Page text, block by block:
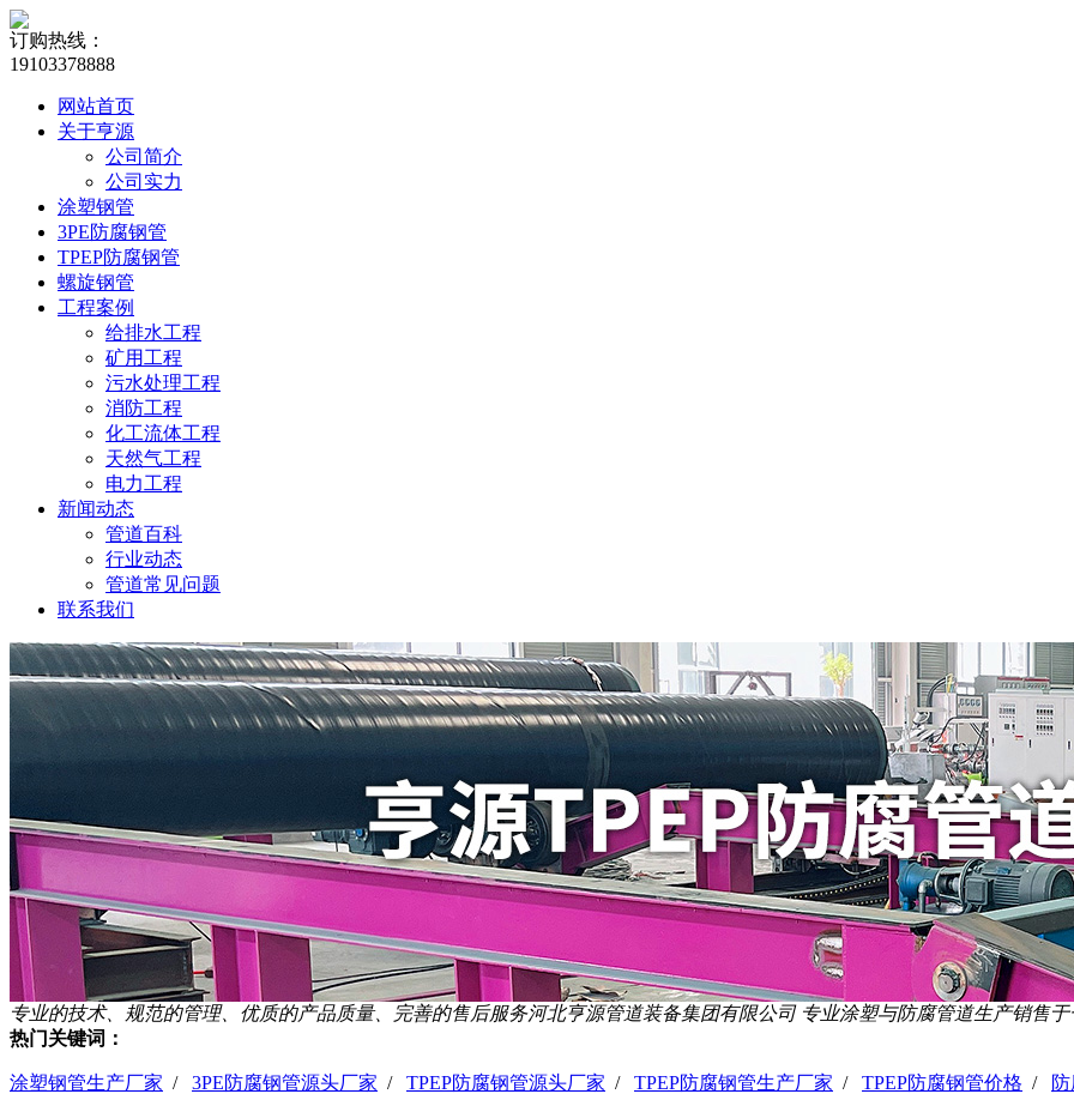
订购热线：
19103378888
网站首页
关于亨源
公司简介
公司实力
涂塑钢管
3PE防腐钢管
TPEP防腐钢管
螺旋钢管
工程案例
给排水工程
矿用工程
污水处理工程
消防工程
化工流体工程
天然气工程
电力工程
新闻动态
管道百科
行业动态
管道常见问题
联系我们
专业的技术、规范的管理、优质的产品质量、完善的售后服务河北亨源管道装备集团有限公司 专业涂塑与防腐管道生产销售
热门关键词：
涂塑钢管生产厂家 / 3PE防腐钢管源头厂家 / TPEP防腐钢管源头厂家 / TPEP防腐钢管生产厂家 / TPEP防腐钢管价格 /